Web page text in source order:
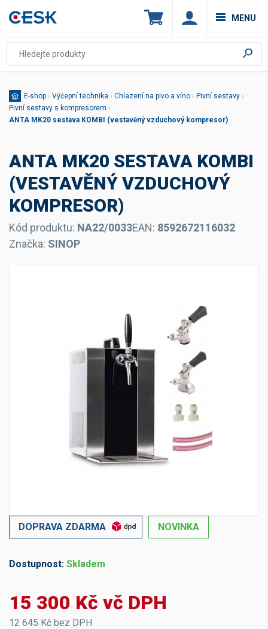
MENU
E-shop › Výčepní technika › Chlazení na pivo a víno › Pivní sestavy ›
Pivní sestavy s kompresorem ›
ANTA MK20 sestava KOMBI (vestavěný vzduchový kompresor)
ANTA MK20 SESTAVA KOMBI
(VESTAVĚNÝ VZDUCHOVÝ
KOMPRESOR)
Kód produktu: NA22/0033EAN: 8592672116032
Značka: SINOP
DOPRAVA ZDARMA NOVINKA
Dostupnost: Skladem
15 300 Kč vč DPH
12 645 Kč bez DPH